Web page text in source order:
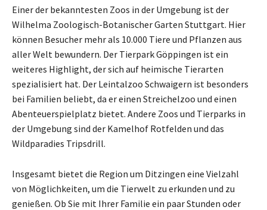
Einer der bekanntesten Zoos in der Umgebung ist der
Wilhelma Zoologisch-Botanischer Garten Stuttgart. Hier
können Besucher mehr als 10.000 Tiere und Pflanzen aus
aller Welt bewundern. Der Tierpark Göppingen ist ein
weiteres Highlight, der sich auf heimische Tierarten
spezialisiert hat. Der Leintalzoo Schwaigern ist besonders
bei Familien beliebt, da er einen Streichelzoo und einen
Abenteuerspielplatz bietet. Andere Zoos und Tierparks in
der Umgebung sind der Kamelhof Rotfelden und das
Wildparadies Tripsdrill.
Insgesamt bietet die Region um Ditzingen eine Vielzahl
von Möglichkeiten, um die Tierwelt zu erkunden und zu
genießen. Ob Sie mit Ihrer Familie ein paar Stunden oder